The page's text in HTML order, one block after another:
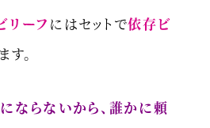
リーフにはセットで依存ビ
す。
ならないから、誰かに頼